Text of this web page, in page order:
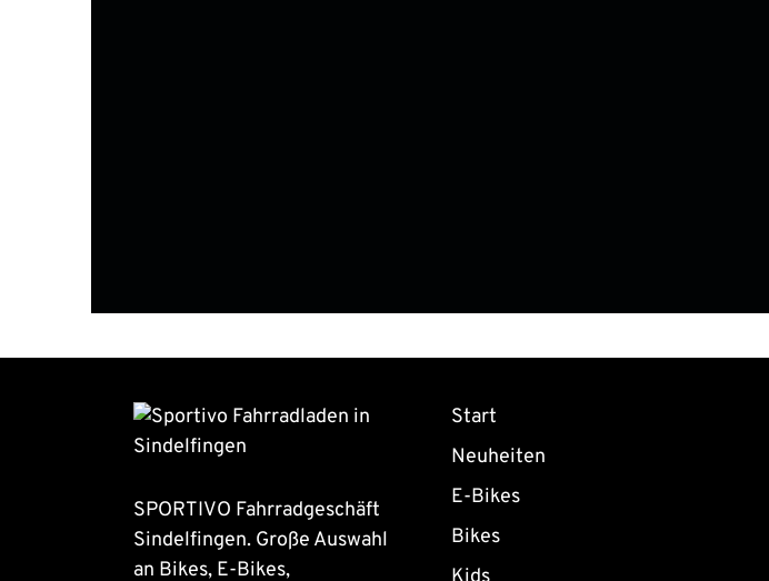
SPORTIVO Fahrradgeschäft
Sindelfingen. Große Auswahl
an Bikes, E-Bikes,
Start
Neuheiten
E-Bikes
Bikes